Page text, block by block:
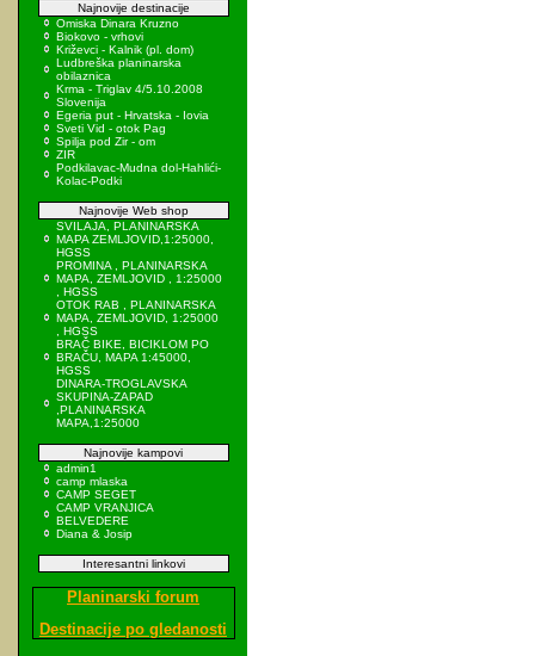
Najnovije destinacije
Omiska Dinara Kruzno
Biokovo - vrhovi
Križevci - Kalnik (pl. dom)
Ludbreška planinarska
obilaznica
Krma - Triglav 4/5.10.2008
Slovenija
Egeria put - Hrvatska - Iovia
Sveti Vid - otok Pag
Spilja pod Zir - om
ZIR
Podkilavac-Mudna dol-Hahlići-
Kolac-Podki
Najnovije Web shop
SVILAJA, PLANINARSKA
MAPA ZEMLJOVID,1:25000,
HGSS
PROMINA , PLANINARSKA
MAPA, ZEMLJOVID , 1:25000
, HGSS
OTOK RAB , PLANINARSKA
MAPA, ZEMLJOVID, 1:25000
, HGSS
BRAČ BIKE, BICIKLOM PO
BRAČU, MAPA 1:45000,
HGSS
DINARA-TROGLAVSKA
SKUPINA-ZAPAD
,PLANINARSKA
MAPA,1:25000
Najnovije kampovi
admin1
camp mlaska
CAMP SEGET
CAMP VRANJICA
BELVEDERE
Diana & Josip
Interesantni linkovi
Planinarski forum
Destinacije po gledanosti